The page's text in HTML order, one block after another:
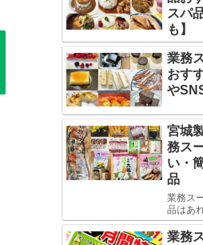
スパ
も】
業務
おす
や
宮城
務ス
い・
品
業務ス
品はあ
業務